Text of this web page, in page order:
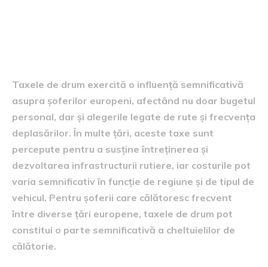
Taxele de drum exercită o influență semnificativă
asupra șoferilor europeni, afectând nu doar bugetul
personal, dar și alegerile legate de rute și frecvența
deplasărilor. În multe țări, aceste taxe sunt
percepute pentru a susține întreținerea și
dezvoltarea infrastructurii rutiere, iar costurile pot
varia semnificativ în funcție de regiune și de tipul de
vehicul. Pentru șoferii care călătoresc frecvent
între diverse țări europene, taxele de drum pot
constitui o parte semnificativă a cheltuielilor de
călătorie.